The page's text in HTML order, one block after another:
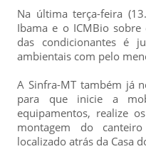
Na última terça-feira
Ibama e o ICMBio
das condicionantes é
ambientais com pelo
A Sinfra-MT também já
para que inicie a
equipamentos, realize
montagem do
localizado atrás da Casa